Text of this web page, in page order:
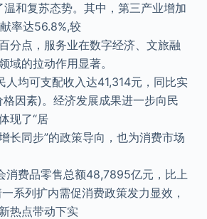
和复苏态势。其中，第三产业增加
率达56.8%,较
分点，服务业在数字经济、文旅融
域的拉动作用显著。
人均可支配收入达41,314元，同比实
格因素)。经济发展成果进一步向民
现了“居
长同步”的政策导向，也为消费市场
消费品零售总额48,7895亿元，比上
系列扩内需促消费政策发力显效，
热点带动下实